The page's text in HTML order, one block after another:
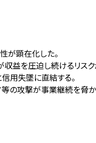
が顕在化した。
益を圧迫し続けるリスク
用失墜に直結する。
の攻撃が事業継続を脅か